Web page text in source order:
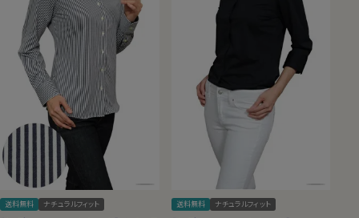
送料無料 ナチュラルフィット 送料無料 ナチュラルフィット